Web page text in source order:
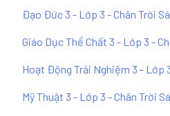
Đạo Đức 3 - Lớp 3 - Chân Trời
Giáo Dục Thể Chất 3 - Lớp 3 -
Hoạt Động Trải Nghiệm 3 - Lớp
Mỹ Thuật 3 - Lớp 3 - Chân Trời